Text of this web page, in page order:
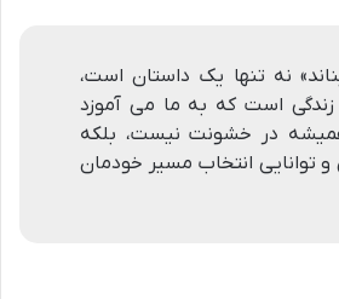
نه تنها یک داستان است،
است که به ما می آموزد
در خشونت نیست، بلکه
توانایی انتخاب مسیر خودمان